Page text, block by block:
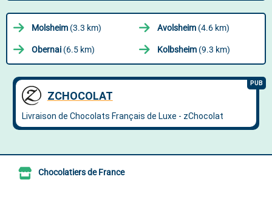
Molsheim (3.3 km) Avolsheim (4.6 km)
Obernai (6.5 km) Kolbsheim (9.3 km)
Chocolatiers de France